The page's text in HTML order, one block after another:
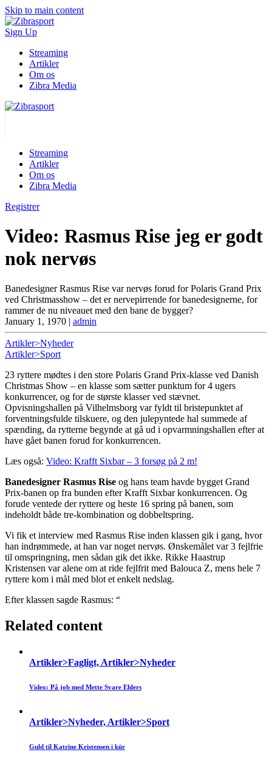
Skip to main content
Sign Up
Streaming
Artikler
Om os
Zibra Media
Streaming
Artikler
Om os
Zibra Media
Registrer
Video: Rasmus Rise jeg er godt
nok nervøs
Banedesigner Rasmus Rise var nervøs forud for Polaris Grand Prix
ved Christmasshow – det er nervepirrende for banedesignerne, for
rammer de nu niveauet med den bane de bygger?
January 1, 1970 | admin
Artikler>Nyheder
Artikler>Sport
23 ryttere mødtes i den store Polaris Grand Prix-klasse ved Danish
Christmas Show – en klasse som sætter punktum for 4 ugers
konkurrencer, og for de største klasser ved stævnet.
Opvisningshallen på Vilhelmsborg var fyldt til bristepunktet af
forventningsfulde tilskuere, og den julepyntede hal summede af
spænding, da rytterne begynde at gå ud i opvarmningshallen efter at
have gået banen forud for konkurrencen.
Læs også: Video: Krafft Sixbar – 3 forsøg på 2 m!
Banedesigner Rasmus Rise og hans team havde bygget Grand
Prix-banen op fra bunden efter Krafft Sixbar konkurrencen. Og
forude ventede der ryttere og heste 16 spring på banen, som
indeholdt både tre-kombination og dobbeltspring.
Vi fik et interview med Rasmus Rise inden klassen gik i gang, hvor
han indrømmede, at han var noget nervøs. Ønskemålet var 3 fejlfrie
til omspringning, men sådan gik det ikke. Rikke Haastrup
Kristensen var alene om at ride fejlfrit med Balouca Z, mens hele 7
ryttere kom i mål med blot et enkelt nedslag.
Efter klassen sagde Rasmus: “
Related content
Artikler>Fagligt, Artikler>Nyheder
Video: På job med Mette Svare Ehlers
Artikler>Nyheder, Artikler>Sport
Guld til Katrine Kristensen i kür